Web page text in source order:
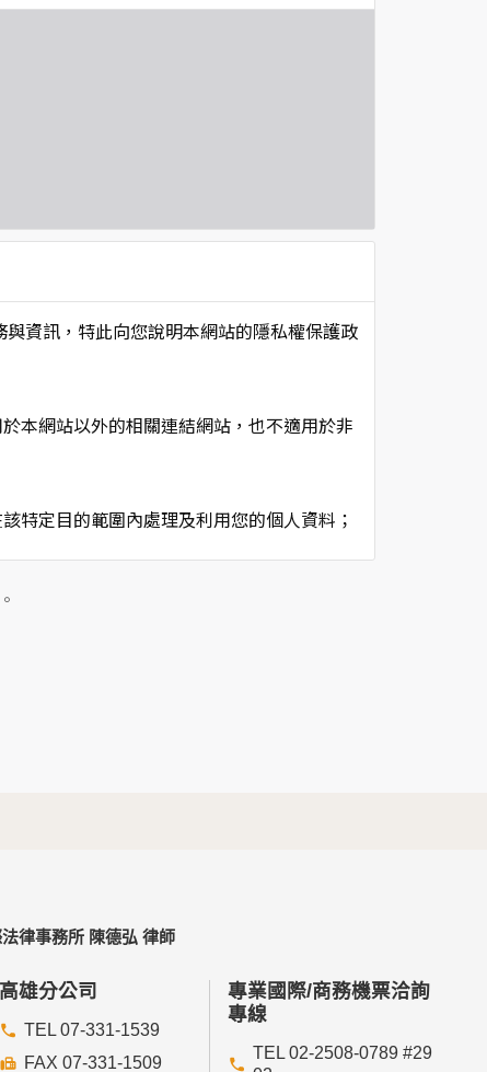
資訊，特此向您說明本網站的隱私權保護政
本網站以外的相關連結網站，也不適用於非
特定目的範圍內處理及利用您的個人資料；
間等。
選資料記錄等，做為我們增進網站服務的參
部研究外，我們會視需要公佈統計數據及說
或合約義務者，不在此限。
律事務所 陳德弘 律師
高雄分公司
TEL 07-331-1539
FAX 07-331-1509
專業國際/商務機票洽詢
專線
TEL 02-2508-0789 #29